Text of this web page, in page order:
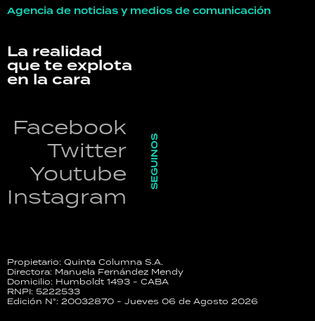
Agencia de noticias y medios de comunicación
La realidad
que te explota
en la cara
Facebook
Twitter
Youtube
Instagram
SEGUINOS
Propietario: Quinta Columna S.A.
Directora: Manuela Fernández Mendy
Domicilio: Humboldt 1493 - CABA
RNPI: 5222533
Edición N°: 20032870 - Jueves 06 de Agosto 2026